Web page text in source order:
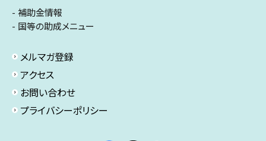
補助金情報
国等の助成メニュー
メルマガ登録
アクセス
お問い合わせ
プライバシーポリシー